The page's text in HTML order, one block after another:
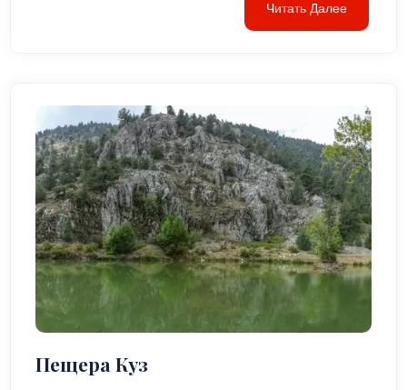
Читать Далее
Пещера Куз